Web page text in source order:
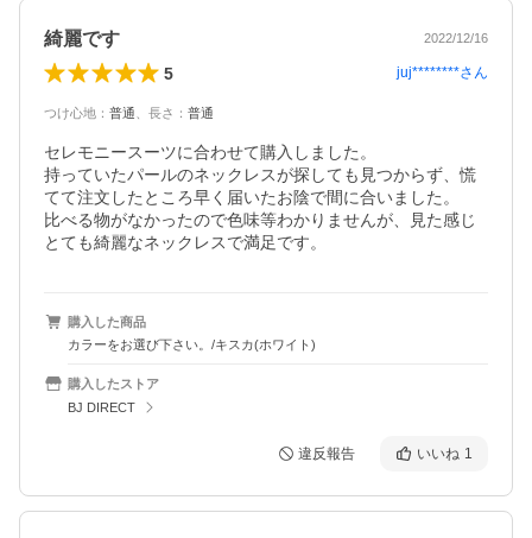
綺麗です 2022/12/16
5 juj********さん
つけ心地 ： 普通 長さ ： 普通
セレモニースーツに合わせて購入しました。
持っていたパールのネックレスが探しても見つからず、慌
てて注文したところ早く届いたお陰で間に合いました。
比べる物がなかったので色味等わかりませんが、見た感じ
とても綺麗なネックレスで満足です。
購入した商品
カラーをお選び下さい。/キスカ(ホワイト)
購入したストア
BJ DIRECT
違反報告 いいね 1